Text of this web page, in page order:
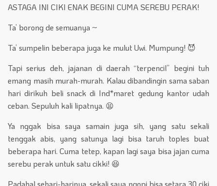
ASTAGA INI CIKI ENAK BEGINI CUMA SEREBU PERAK!
Ta’ borong de semuanya ~
Ta’ sumpelin beberapa juga ke mulut Uwi. Mumpung! 😈
Tapi serius deh, jajanan di daerah “terpencil” begini tuh
emang masih murah-murah. Kalau dibandingin sama saban
hari dirikuh beli snack di Ind*maret gedung kantor udah
ceban. Sepuluh kali lipatnya. 😫
Ya nggak bisa saya samain juga sih, yang satu sekali
tenggak abis, yang satunya lagi bisa taruh toples buat
beberapa hari. Cuma tetep, kapan lagi saya bisa jajan cuma
serebu perak untuk satu cikki! 😆
Padahal sehari-harinya, sekali saya ngopi bisa setara 30 ciki